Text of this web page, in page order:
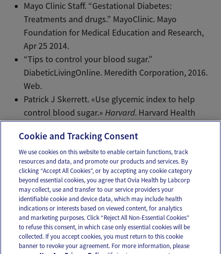
Mayo Clinic Staff. “Gestational Diabetes:
Treatments and drugs.” MayoClinic. Mayo
Foundation for Medical Education and Research,
Apr 25 2014.
“Tips to control your blood sugar.”
DiabeticLivingOnline. Meredith Corporation, 2016.
Web.
Patrick J Skerrett. «Use glycemic index to help
control blood sugar.»Harvard. Harvard Health
Email Text
OUR APPS
Cookie and Tracking Consent
We use cookies on this website to enable certain functions, track
resources and data, and promote our products and services. By
clicking “Accept All Cookies”, or by accepting any cookie category
beyond essential cookies, you agree that Ovia Health by Labcorp
may collect, use and transfer to our service providers your
identifiable cookie and device data, which may include health
indications or interests based on viewed content, for analytics
and marketing purposes. Click “Reject All Non-Essential Cookies”
to refuse this consent, in which case only essential cookies will be
collected. If you accept cookies, you must return to this cookie
banner to revoke your agreement. For more information, please